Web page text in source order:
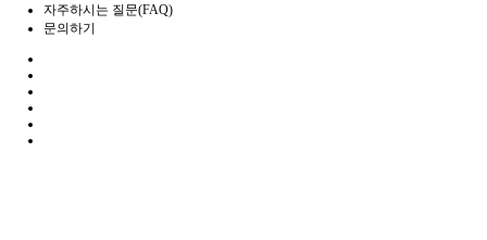
자주하시는 질문(FAQ)
문의하기